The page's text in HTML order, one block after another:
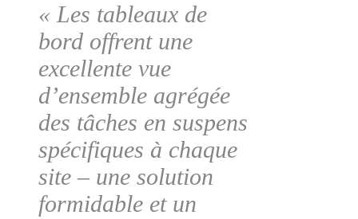
« Les tableaux de
bord offrent une
excellente vue
d’ensemble agrégée
des tâches en suspens
spécifiques à chaque
site – une solution
formidable et un